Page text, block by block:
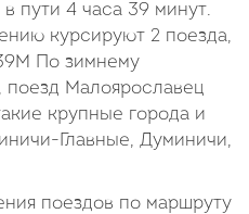
пути 4 часа 39 минут.
курсируют 2 поезда,
По зимнему
поезд Малоярославец
крупные города и
Главные, Думиничи,
поездов по маршруту